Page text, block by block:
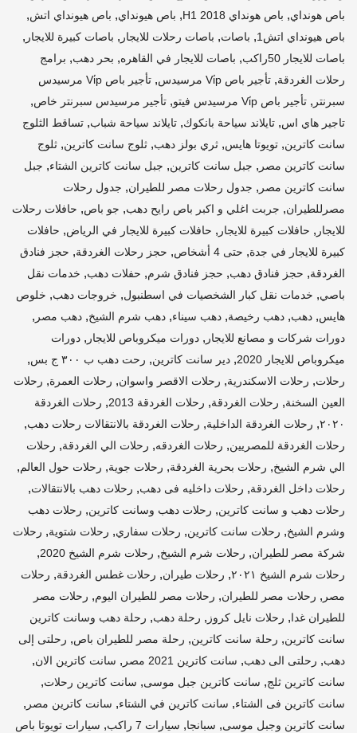
باص هونداي, باص هونداي H1 2018 , باص هيونداي, باص هيونداي اتش,
باص هيونداي اتش1 , باصات, باصات رحلات للايجار , باصات كبيرة للايجار ,
باصات للايجار 50راكب , باصات للايجار في القاهره, بحر دهب, برامج
رحلات الغردقة, تأجير باص Vi̇p مرسيدس ,
تأجير باص Vi̇p مرسيدس
سبرنتر , تأجير باص Vi̇p مرسيدس فيتو , تأجير مرسيدس سبرنتر خاص,
تاجير هاي اس, تايلاند سياحة بانكوك, تايلاند سياحة شباب, تساقط الثلوج
سانت كاترين, تويوتا هايس, ثري بولز دهب, ثلوج سانت كاترين, ثلوج
سانت كاترين مصر , جبل سانت كاترين, جبل سانت كاترين الشتاء, جبل
سانت كاترين مصر , جدول رحلات مصر للطيران, جدول رحلات
مصرللطيران, جربت اغلي و اكبر باص رايح دهب, جو باص, حافلات رحلات
للايجار , حافلات كبيرة للايجار , حافلات كبيرة للايجار في الرياض, حافلات
كبيرة للايجار في جدة, حتى 4 أشخاص , حجز رحلات الغردقة, حجز فنادق
الغردقة, حجز فنادق دهب, حجز فنادق شرم, حفلات دهب, خدمات نقل
باصي, خدمات نقل كبار الشخصيات في اسطنبول, خروجات دهب, خلوص
هايس, دهب, دهب رخيصة, دهب سيناء, دهب شرم الشيخ, دهب مصر ,
دورات شركات و مصانع للايجار , دورات ميكروباص للايجار , دورات
ميكروباص للايجار 2020
, دير سانت كاترين, رحت دهب ب ٣٠٠ ج بس ,
رحلات, رحلات الاسكندرية, رحلات الاقصر واسوان, رحلات العمرة, رحلات
العين السخنة, رحلات الغردقة, رحلات الغردقة 2013 , رحلات الغردقة
٢٠٢٠, رحلات الغردقة الداخلية, رحلات الغردقة بالانتقالات رحلات دهب,
رحلات الغردقة للمصريين, رحلات الغردقه, رحلات الي الغردقة, رحلات
الي شرم الشيخ, رحلات بحرية الغردقة, رحلات جوية, رحلات حول العالم,
رحلات داخل الغردقة, رحلات داخليه فى دهب, رحلات دهب بالانتقالات,
رحلات دهب و سانت كاترين, رحلات دهب وسانت كاترين, رحلات دهب
وشرم الشيخ, رحلات سانت كاترين, رحلات سفاري, رحلات شتوية, رحلات
شركة مصر للطيران, رحلات شرم الشيخ, رحلات شرم الشيخ 2020 ,
رحلات شرم الشيخ ٢٠٢١ , رحلات طيران, رحلات غطس الغردقة, رحلات
مصر , رحلات مصر للطيران, رحلات مصر للطيران اليوم, رحلات مصر
للطيران غدا, رحلات نايل كروز , رحلة دهب, رحلة دهب وسانت كاترين
سانت كاترين, رحلة سانت كاترين, رحلة مصر للطيران باص, رحلتى إلى
دهب, رحلتى الى دهب, سانت كاترين 2021 مصر , سانت كاترين الان,
سانت كاترين ثلج, سانت كاترين جبل موسى, سانت كاترين رحلات,
سانت كاترين فى الشتاء, سانت كاترين في الشتاء, سانت كاترين مصر ,
سانت كاترين وجبل موسى, سبانجا, سيارات 7 راكب , سيارات تويوتا باص